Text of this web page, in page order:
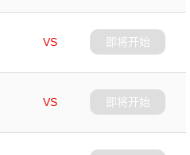
VS
即将开始
VS
即将开始